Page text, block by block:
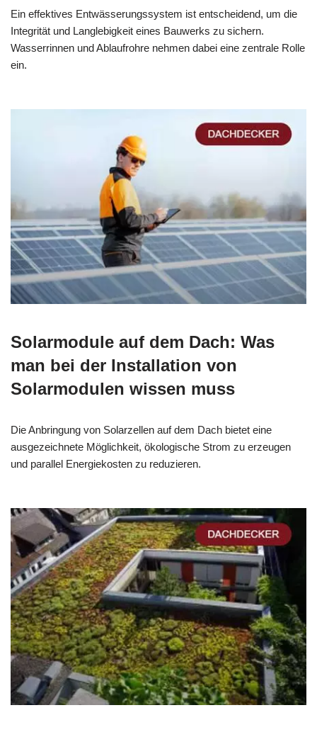
Ein effektives Entwässerungssystem ist entscheidend, um die
Integrität und Langlebigkeit eines Bauwerks zu sichern.
Wasserrinnen und Ablaufrohre nehmen dabei eine zentrale Rolle
ein.
Solarmodule auf dem Dach: Was
man bei der Installation von
Solarmodulen wissen muss
Die Anbringung von Solarzellen auf dem Dach bietet eine
ausgezeichnete Möglichkeit, ökologische Strom zu erzeugen
und parallel Energiekosten zu reduzieren.